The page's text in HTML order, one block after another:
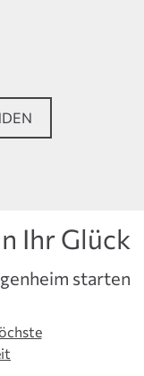
starten
Ihr Glück